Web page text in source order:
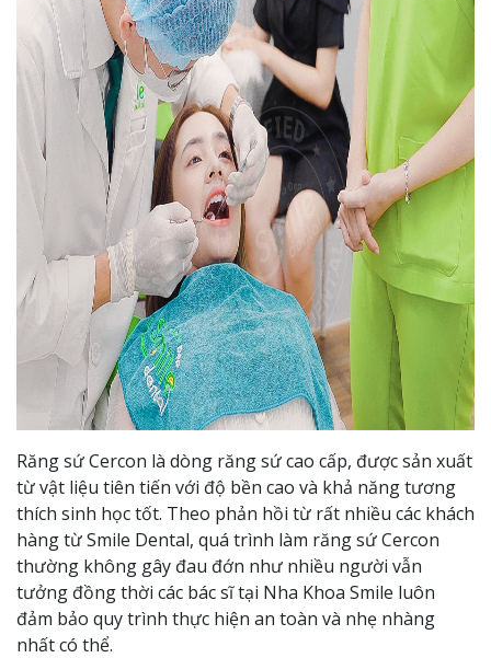
Răng sứ Cercon là dòng răng sứ cao cấp, được sản xuất
từ vật liệu tiên tiến với độ bền cao và khả năng tương
thích sinh học tốt. Theo phản hồi từ rất nhiều các khách
hàng từ Smile Dental, quá trình làm răng sứ Cercon
thường không gây đau đớn như nhiều người vẫn
tưởng đồng thời các bác sĩ tại Nha Khoa Smile luôn
đảm bảo quy trình thực hiện an toàn và nhẹ nhàng
nhất có thể.